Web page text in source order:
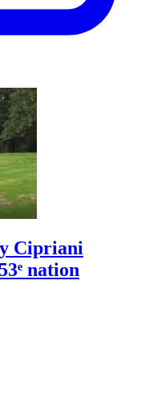
Cipriani
nation